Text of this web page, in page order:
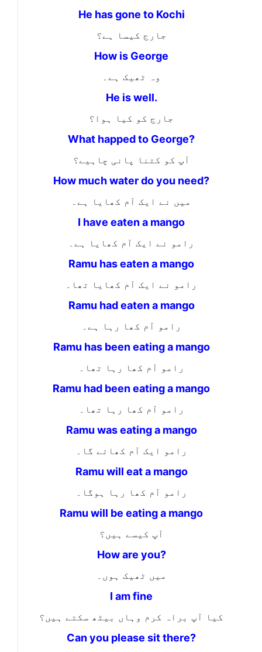
He has gone to Kochi
جارج کیسا ہے؟
How is George
وہ ٹھیک ہے۔
He is well.
جارج کو کیا ہوا؟
What happed to George?
آپ کو کتنا پانی چاہیے؟
How much water do you need?
میں نے ایک آم کھایا ہے۔
I have eaten a mango
رامو نے ایک آم کھایا ہے۔
Ramu has eaten a mango
رامو نے ایک آم کھایا تھا۔
Ramu had eaten a mango
رامو آم کھا رہا ہے۔
Ramu has been eating a mango
رامو آم کھا رہا تھا۔
Ramu had been eating a mango
رامو آم کھا رہا تھا۔
Ramu was eating a mango
رامو ایک آم کھائے گا۔
Ramu will eat a mango
رامو آم کھا رہا ہوگا۔
Ramu will be eating a mango
آپ کیسے ہیں؟
How are you?
میں ٹھیک ہوں۔
I am fine
کیا آپ براہ کرم وہاں بیٹھ سکتے ہیں؟
Can you please sit there?